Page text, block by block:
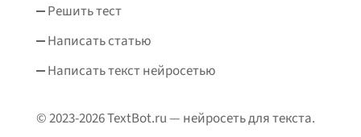
Решить тест
Написать статью
Написать текст нейросетью
© 2023-2026 TextBot.ru — нейросеть для текста.